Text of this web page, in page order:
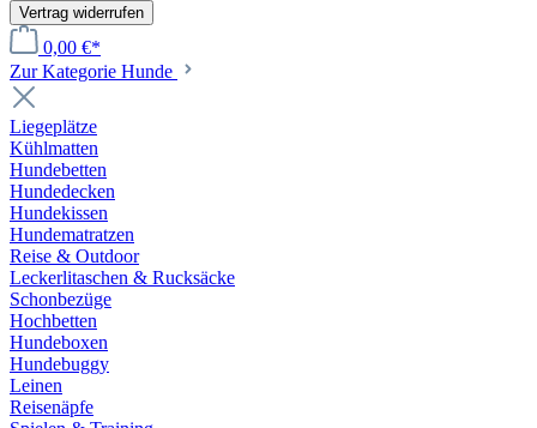
Vertrag widerrufen
0,00 €*
Zur Kategorie Hunde
Liegeplätze
Kühlmatten
Hundebetten
Hundedecken
Hundekissen
Hundematratzen
Reise & Outdoor
Leckerlitaschen & Rucksäcke
Schonbezüge
Hochbetten
Hundeboxen
Hundebuggy
Leinen
Reisenäpfe